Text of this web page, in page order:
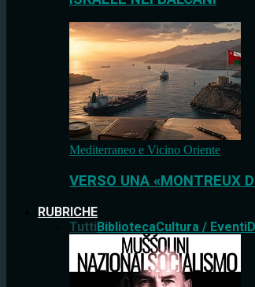
Mediterraneo e Vicino Oriente
VERSO UNA «MONTREUX
RUBRICHE
TuttiBibliotecaCultura / Eventi